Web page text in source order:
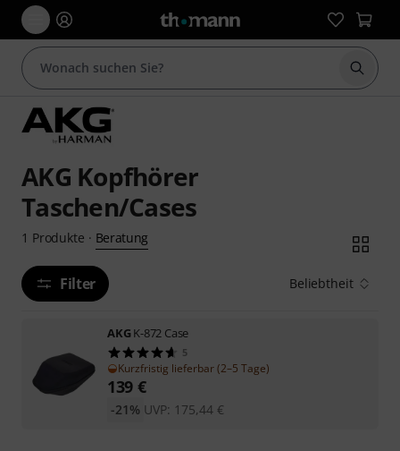
Suche
AKG Kopfhörer
Taschen/Cases
1 Produkte · Beratung
Filter Beliebtheit
AKGK-872 Case
5
Kurzfristig lieferbar (2–5 Tage)
139 €
UVP: 175,44 €
-21%